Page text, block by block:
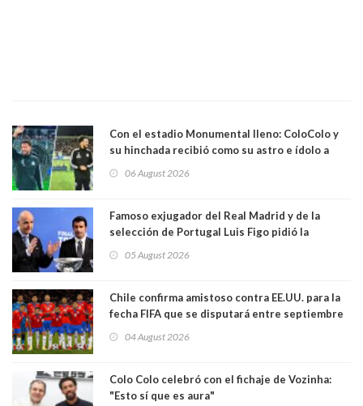
Con el estadio Monumental lleno: ColoColo y
su hinchada recibió como su astro e ídolo a
06 August 2026
Famoso exjugador del Real Madrid y de la
selección de Portugal Luis Figo pidió la
comportamiento más bajo y cobarde que he
05 August 2026
Chile confirma amistoso contra EE.UU. para la
fecha FIFA que se disputará entre septiembre
04 August 2026
Colo Colo celebró con el fichaje de Vozinha:
"Esto sí que es aura"